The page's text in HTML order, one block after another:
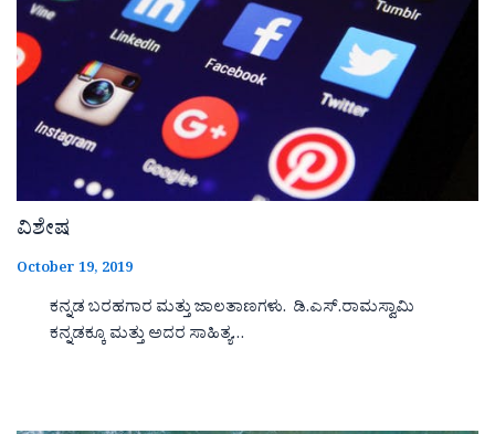
ವಿಶೇಷ
October 19, 2019
ಕನ್ನಡ ಬರಹಗಾರ ಮತ್ತು ಜಾಲತಾಣಗಳು. ಡಿ.ಎಸ್.ರಾಮಸ್ವಾಮಿ
ಕನ್ನಡಕ್ಕೂ ಮತ್ತು ಅದರ ಸಾಹಿತ್ಯ…